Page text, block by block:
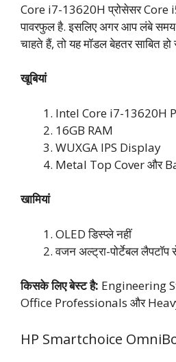
Core i7-13620H प्रोसेसर Core
पावरफुल है. इसलिए अगर आप लंबे समय
चाहते हैं, तो यह मॉडल बेहतर साबित
खूबियां
Intel Core i7-13620H
16GB RAM
WUXGA IPS Display
Metal Top Cover और
खामियां
OLED डिस्प्ले नहीं
वजन अल्ट्रा-पोर्टेबल लैपटॉप
किसके लिए बेस्ट है: Engineering
Office Professionals और
HP Smartchoice